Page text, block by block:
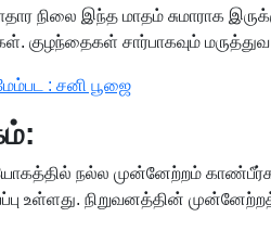
நிலை இந்த மாதம் சுமாராக
குழந்தைகள் சார்பாகவும்
: சனி பூஜை
நல்ல முன்னேற்றம்
உள்ளது. நிறுவனத்தின்